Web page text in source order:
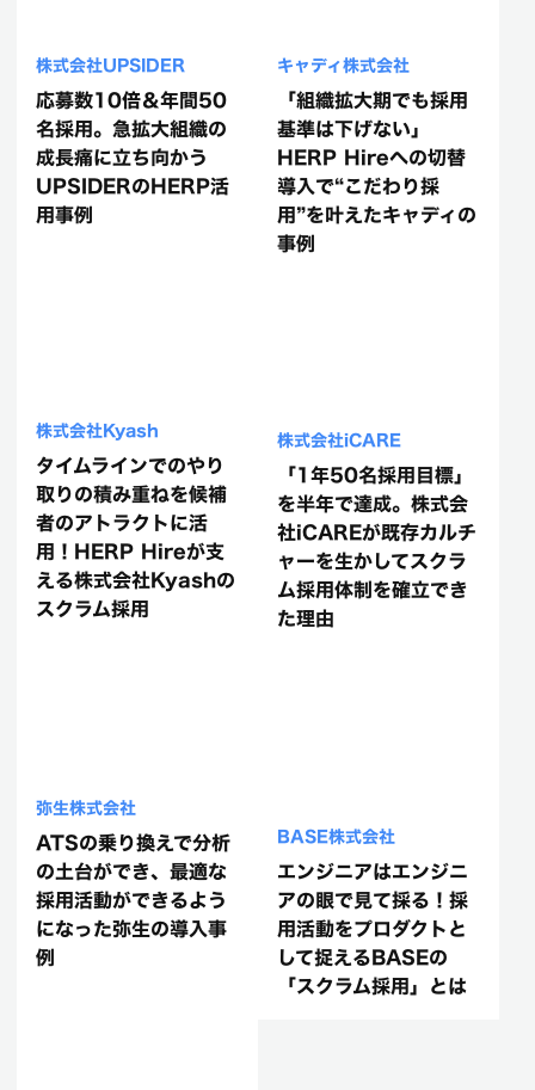
株式会社UPSIDER
応募数10倍＆年間50
名採用。急拡大組織の
成長痛に立ち向かう
UPSIDERのHERP活
用事例
キャディ株式会社
「組織拡大期でも採用
基準は下げない」
HERP Hireへの切替
導入で“こだわり採
用”を叶えたキャディの
事例
株式会社Kyash
タイムラインでのやり
取りの積み重ねを候補
者のアトラクトに活
用！HERP Hireが支
える株式会社Kyashの
スクラム採用
株式会社iCARE
「1年50名採用目標」
を半年で達成。株式会
社iCAREが既存カルチ
ャーを生かしてスクラ
ム採用体制を確立でき
た理由
弥生株式会社
ATSの乗り換えで分析
の土台ができ、最適な
採用活動ができるよう
になった弥生の導入事
例
BASE株式会社
エンジニアはエンジニ
アの眼で見て採る！採
用活動をプロダクトと
して捉えるBASEの
「スクラム採用」とは